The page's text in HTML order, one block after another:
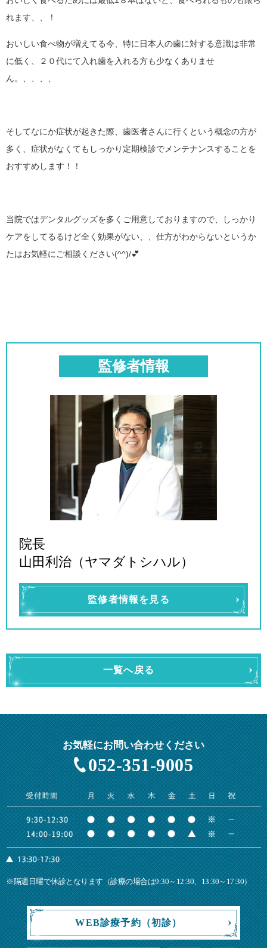
れます、、！
おいしい食べ物が増えてる今、特に日本人の歯に対する意識は非常
に低く、２０代にて入れ歯を入れる方も少なくありませ
ん。、、、、
そしてなにか症状が起きた際、歯医者さんに行くという概念の方が
多く、症状がなくてもしっかり定期検診でメンテナンスすることを
おすすめします！！
当院ではデンタルグッズを多くご用意しておりますので、しっかり
ケアをしてるるけど全く効果がない、、仕方がわからないというか
たはお気軽にご相談ください(^^)/💕
監修者情報
院長
山田利治（ヤマダトシハル）
監修者情報を見る
一覧へ戻る
お気軽にお問い合わせください
052-351-9005
※隔週日曜で休診となります（診療の場合は9:30～12:30、13:30～17:30）
WEB診療予約（初診）